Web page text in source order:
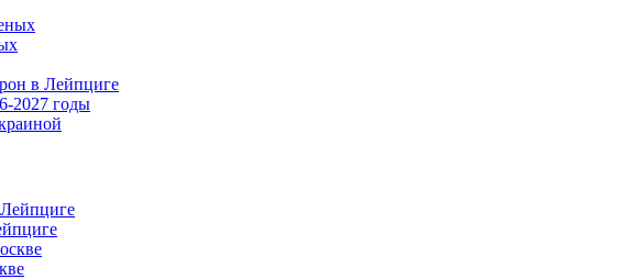
в Лейпциге
2027 годы